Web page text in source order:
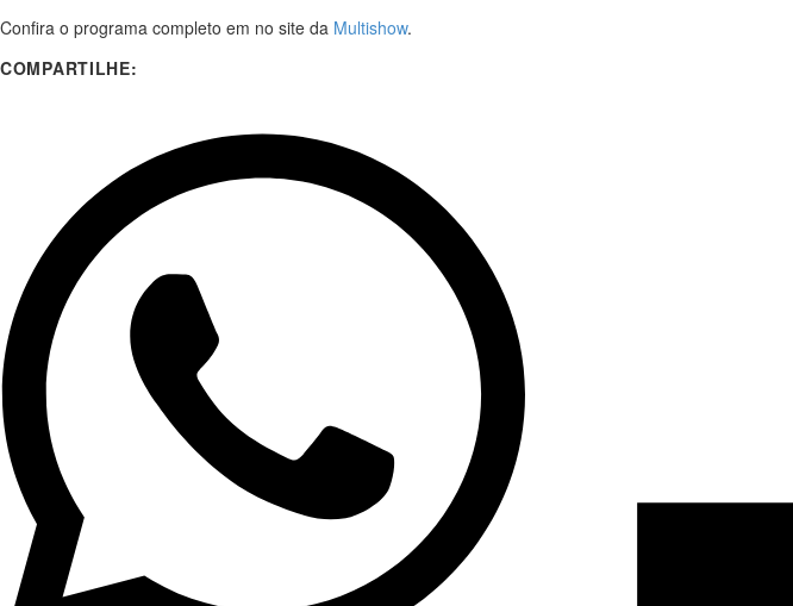
Confira o programa completo em no site da Multishow.
COMPARTILHE: